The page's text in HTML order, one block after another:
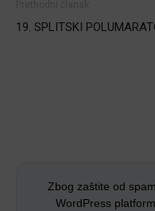
19. SPLITSKI
Zbog zaštite od
WordPress